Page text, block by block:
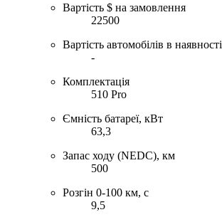
Вартість $ на замовлення
22500
Вартість автомобілів в наявності
-
Комплектація
510 Pro
Ємність батареї, кВт
63,3
Запас ходу (NEDC), км
500
Розгін 0-100 км, с
9,5